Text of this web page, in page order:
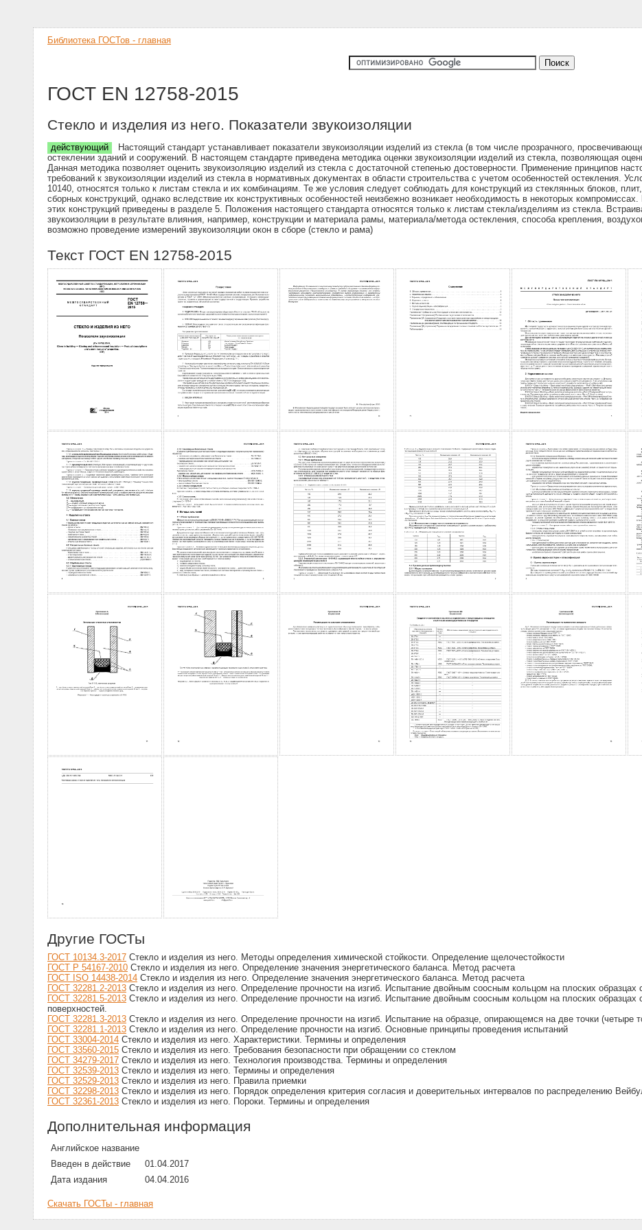
Библиотека ГОСТов - главная
ГОСТ EN 12758-2015
Стекло и изделия из него. Показатели звукоизоляции
действующий
Настоящий стандарт устанавливает показатели звукоизоляции изделий из стекла (в том числе прозрачного,
остеклении зданий и сооружений. В настоящем стандарте приведена методика оценки звукоизоляции изделий из стекла, позволяющая
Данная методика позволяет оценить звукоизоляцию изделий из стекла с достаточной степенью достоверности. Применение принципов
требований к звукоизоляции изделий из стекла в нормативных документах в области строительства с учетом особенностей остекления.
10140, относятся только к листам стекла и их комбинациям. Те же условия следует соблюдать для конструкций из стеклянных блоков,
сборных конструкций, однако вследствие их конструктивных особенностей неизбежно возникает необходимость в некоторых
этих конструкций приведены в разделе 5. Положения настоящего стандарта относятся только к листам стекла/изделиям из стекла.
звукоизоляции в результате влияния, например, конструкции и материала рамы, материала/метода остекления, способа крепления,
возможно проведение измерений звукоизоляции окон в сборе (стекло и рама)
Текст ГОСТ EN 12758-2015
Другие ГОСТы
ГОСТ 10134.3-2017 Стекло и изделия из него. Методы определения химической стойкости. Определение щелочестойкости
ГОСТ Р 54167-2010 Стекло и изделия из него. Определение значения энергетического баланса. Метод расчета
ГОСТ ISO 14438-2014 Стекло и изделия из него. Определение значения энергетического баланса. Метод расчета
ГОСТ 32281.2-2013 Стекло и изделия из него. Определение прочности на изгиб. Испытание двойным соосным кольцом на плоских
ГОСТ 32281.5-2013 Стекло и изделия из него. Определение прочности на изгиб. Испытание двойным соосным кольцом на плоских
поверхностей.
ГОСТ 32281.3-2013 Стекло и изделия из него. Определение прочности на изгиб. Испытание на образце, опирающемся на две точки (четыре
ГОСТ 32281.1-2013 Стекло и изделия из него. Определение прочности на изгиб. Основные принципы проведения испытаний
ГОСТ 33004-2014 Стекло и изделия из него. Характеристики. Термины и определения
ГОСТ 33560-2015 Стекло и изделия из него. Требования безопасности при обращении со стеклом
ГОСТ 34279-2017 Стекло и изделия из него. Технология производства. Термины и определения
ГОСТ 32539-2013 Стекло и изделия из него. Термины и определения
ГОСТ 32529-2013 Стекло и изделия из него. Правила приемки
ГОСТ 32298-2013 Стекло и изделия из него. Порядок определения критерия согласия и доверительных интервалов по распределению
ГОСТ 32361-2013 Стекло и изделия из него. Пороки. Термины и определения
Дополнительная информация
Английское название
Введен в действие
01.04.2017
Дата издания
04.04.2016
Скачать ГОСТы - главная